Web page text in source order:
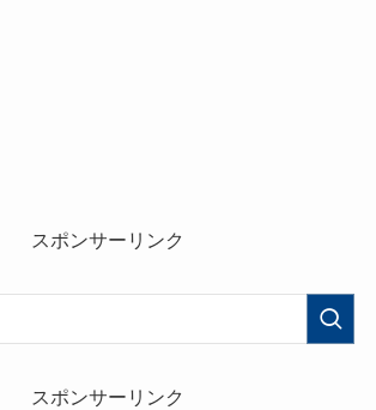
スポンサーリンク
スポンサーリンク